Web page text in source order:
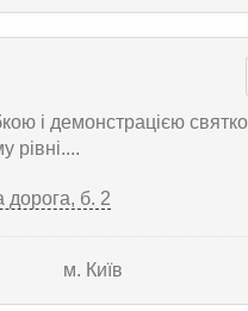
і демонстрацією
рівні....
дорога, б. 2
м. Київ